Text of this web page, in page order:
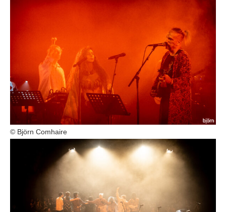
© Björn Comhaire